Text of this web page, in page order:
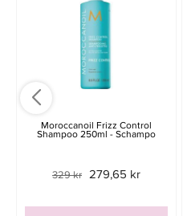
Moroccanoil Frizz Control
Shampoo 250ml - Schampo
329 kr 279,65 kr